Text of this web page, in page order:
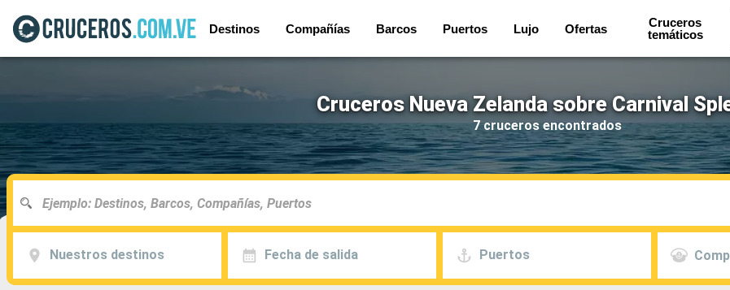
Destinos Compañías Barcos Puertos Lujo Ofertas
Cruceros
temáticos
Cruceros Nueva Zelanda sobre Carnival
7 cruceros encontrados
Nuestros destinos Fecha de salida Puertos